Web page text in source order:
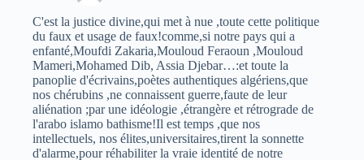
C'est la justice divine,qui met à nue ,toute cette politique
du faux et usage de faux!comme,si notre pays qui a
enfanté,Moufdi Zakaria,Mouloud Feraoun ,Mouloud
Mameri,Mohamed Dib, Assia Djebar…:et toute la
panoplie d'écrivains,poètes authentiques algériens,que
nos chérubins ,ne connaissent guerre,faute de leur
aliénation ;par une idéologie ,étrangère et rétrograde de
l'arabo islamo bathisme!Il est temps ,que nos
intellectuels, nos élites,universitaires,tirent la sonnette
d'alarme,pour réhabiliter la vraie identité de notre